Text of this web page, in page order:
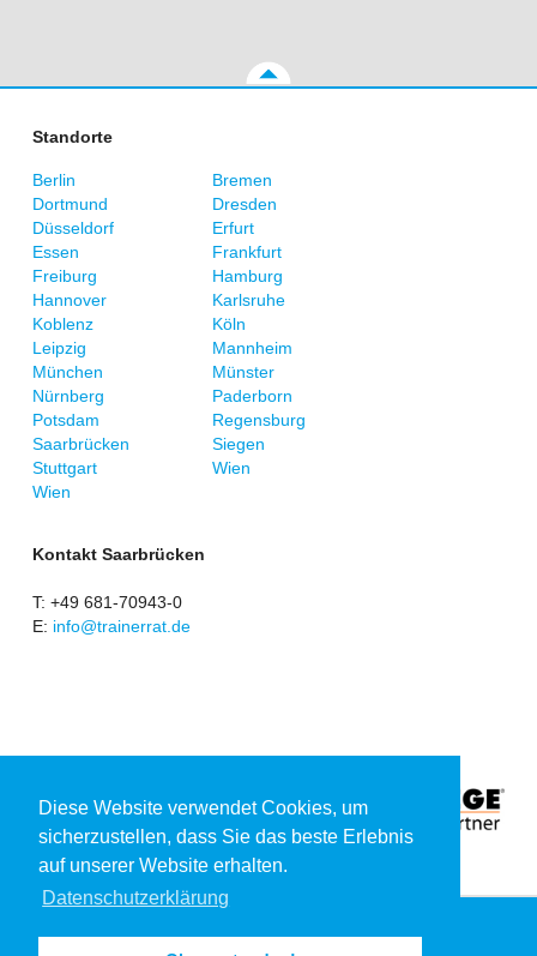
Diese Website verwendet Cookies, um
sicherzustellen, dass Sie das beste Erlebnis
auf unserer Website erhalten.
Datenschutzerklärung
Standorte
Berlin
Bremen
Dortmund
Dresden
Düsseldorf
Erfurt
Essen
Frankfurt
Freiburg
Hamburg
Hannover
Karlsruhe
Koblenz
Köln
Leipzig
Mannheim
München
Münster
Nürnberg
Paderborn
Potsdam
Regensburg
Saarbrücken
Siegen
Stuttgart
Wien
Wien
Kontakt Saarbrücken
T: +49 681-70943-0
E: info@trainerrat.de